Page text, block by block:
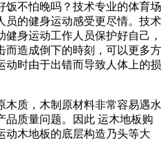
饭不怕晚吗？技术专业的体育场
员的健身运动感受更尽情。技术
身运动工作人员保护好自己，
而造成倒下的時刻，可以更多方
动时由于出错而导致人体上的损
木质，木制原材料非常容易遇水
品质量问题。因此 运木地板购
动木地板的底层构造乃头等大